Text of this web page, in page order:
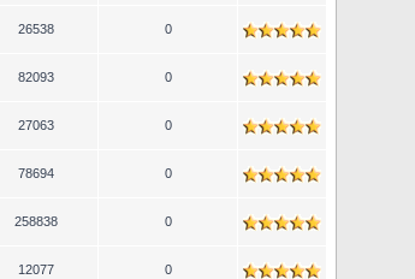
26538 0
82093 0
27063 0
78694 0
258838 0
12077 0